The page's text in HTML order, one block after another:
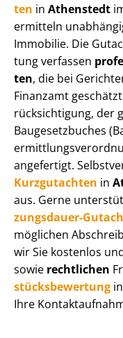
ten in Athenstedt
ermitteln
Immobilie. Die
tung verfassen
ten, die bei
Finanzamt
rück­sich­ti­gung, der
Baugesetzbuches
angefertigt.
Kurzgutachten in
aus. Gerne
zungs­dau­er-
möglichen
wir Sie kostenlos
sowie rechtlichen
stücks­be­wer­tung in
Ihre